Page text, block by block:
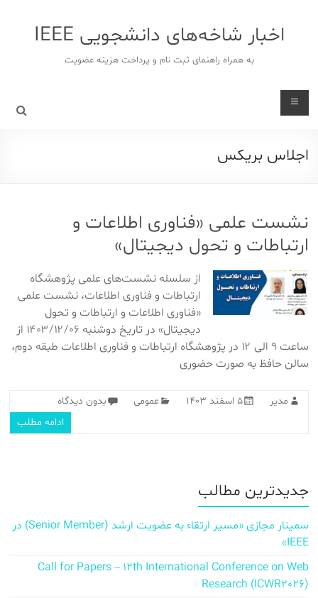
اخبار شاخه‌های دانشجویی IEEE
به همراه راهنمای ثبت نام و پرداخت هزینه عضویت
اجلاس بریکس
نشست علمی «فناوری اطلاعات و
ارتباطات و تحول دیجیتال»
از سلسله نشست‌های علمی پژوهشگاه
ارتباطات و فناوری اطلاعات، نشست علمی
«فناوری اطلاعات و ارتباطات و تحول
دیجیتال» در تاریخ دوشنبه ۱۴۰۳/۱۲/۰۶ از
ساعت ۹ الی ۱۲ در پژوهشگاه ارتباطات و فناوری اطلاعات طبقه دوم،
سالن حافظ به صورت حضوری
مدیر ۵ اسفند ۱۴۰۳ عمومی
بدون دیدگاه
ادامه مطلب
جدیدترین مطالب
سمینار مجازی «مسیر ارتقاء به عضویت ارشد (Senior Member) در
IEEE»
Call for Papers – 12th International Conference on Web
Research (ICWR2026)